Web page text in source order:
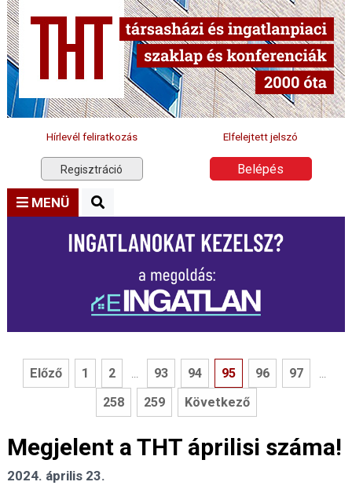
Hírlevél feliratkozás Elfelejtett jelszó
Regisztráció Belépés
MENÜ
Előző 1 2 ... 93 94 95 96 97 ...
258 259 Következő
Megjelent a THT áprilisi száma!
2024. április 23.